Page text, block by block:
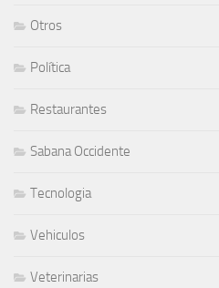
Otros
Política
Restaurantes
Sabana Occidente
Tecnologia
Vehiculos
Veterinarias